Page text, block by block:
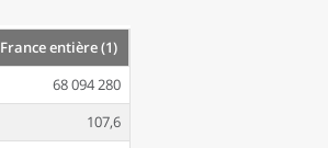
France entière (1)
68 094 280
107,6